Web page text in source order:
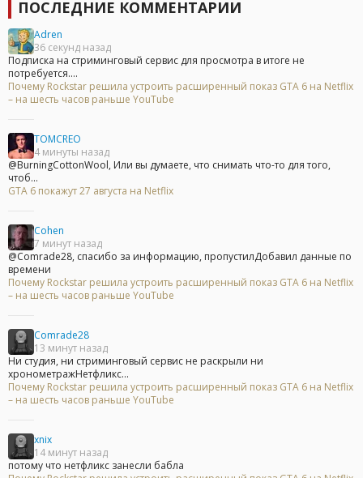
ПОСЛЕДНИЕ КОММЕНТАРИИ
Adren
36 секунд назад
Подписка на стриминговый сервис для просмотра в итоге не
потребуется....
Почему Rockstar решила устроить расширенный показ GTA 6 на Netflix
– на шесть часов раньше YouTube
TOMCREO
4 минуты назад
@BurningCottonWool, Или вы думаете, что снимать что-то для того,
чтоб...
GTA 6 покажут 27 августа на Netflix
Cohen
7 минут назад
@Comrade28, спасибо за информацию, пропустилДобавил данные по
времени
Почему Rockstar решила устроить расширенный показ GTA 6 на Netflix
– на шесть часов раньше YouTube
Comrade28
13 минут назад
Ни студия, ни стриминговый сервис не раскрыли ни
хронометражНетфликс...
Почему Rockstar решила устроить расширенный показ GTA 6 на Netflix
– на шесть часов раньше YouTube
xnix
14 минут назад
потому что нетфликс занесли бабла